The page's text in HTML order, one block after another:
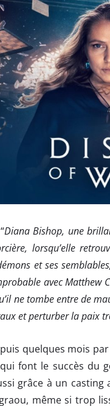
Diana Bishop, une
lorsqu’elle
et ses
avec Matthew
ne tombe entre de
et perturber la paix
quelques mois
font le succès du
grâce à un casting
même si trop